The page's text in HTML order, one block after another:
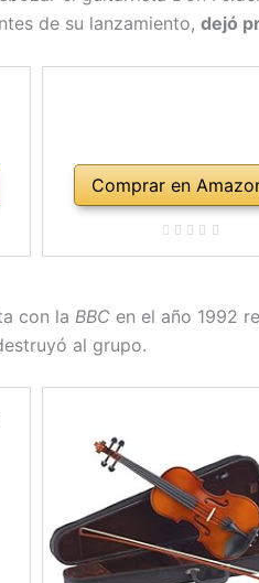
de su lanzamiento, dejó
Comprar en
con la BBC en el año 1992
al grupo.